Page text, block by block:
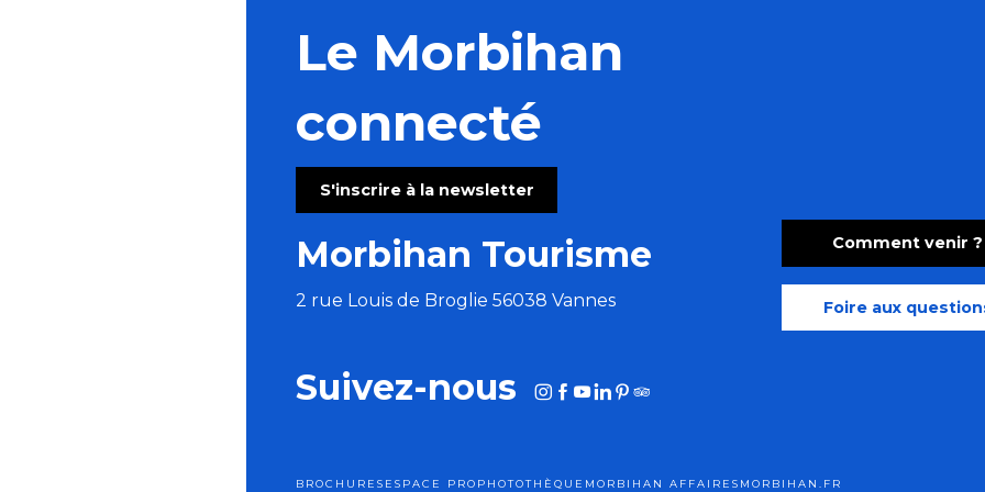
Le Morbihan
connecté
S'inscrire à la newsletter
Morbihan Tourisme
2 rue Louis de Broglie 56038 Vannes
Comment venir ?
Foire aux
Suivez-nous
BROCHURES ESPACE PRO PHOTOTHÈQUE MORBIHAN AFFAIRES MORBIHAN.FR